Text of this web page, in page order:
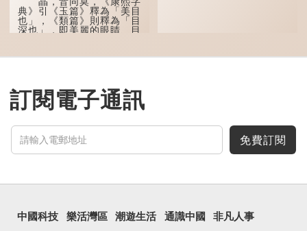
囧字的「八」像一對委
屈的八字眉模樣，「口」像
驚訝、窘迫...
典》引《玉篇》釋為「美目
也」，《類篇》則釋為「目
深也」，即美麗的眼睛、目
多年前，蘋果手機推出
能，便用上「瞐」這個字，
表達iPhone12有由8位提
升至10位HDR影片拍攝功
色，達到專...
訂閱電子通訊
免費訂閱
中國科技 樂活灣區 潮遊生活 通識中國 非凡人事